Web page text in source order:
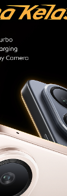
| Pilih negara/